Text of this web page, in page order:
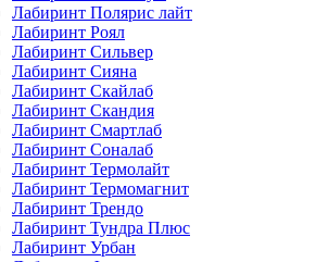
Лабиринт Полярис лайт
Лабиринт Роял
Лабиринт Сильвер
Лабиринт Сияна
Лабиринт Скайлаб
Лабиринт Скандия
Лабиринт Смартлаб
Лабиринт Соналаб
Лабиринт Термолайт
Лабиринт Термомагнит
Лабиринт Трендо
Лабиринт Тундра Плюс
Лабиринт Урбан